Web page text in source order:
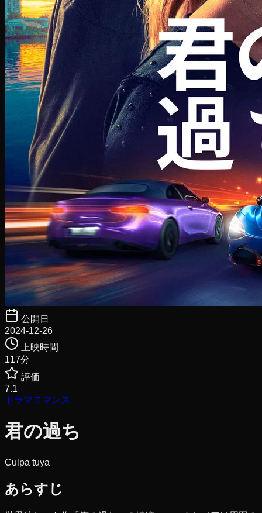
公開日
2024-12-26
上映時間
117分
評価
7.1
ドラマ ロマンス
君の過ち
Culpa tuya
あらすじ